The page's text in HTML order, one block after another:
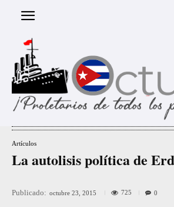
Artículos
La autolisis política de
Publicado: octubre 23, 2015 725 0